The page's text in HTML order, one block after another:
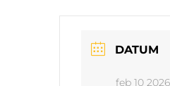
DATUM
feb 10 2026